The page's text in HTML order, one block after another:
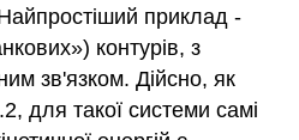
приклад -
контурів, з
зв'язком. Дійсно, як
для такої системи самі